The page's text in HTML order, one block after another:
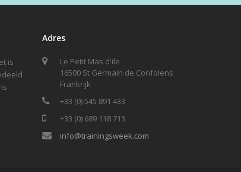
is
Adres
Le Petit Mas d'ile
16500 St Germain de Confolens
Frankrijk
+33 (0) 545 891 433
+33 (0) 689 118 713
info@trainingsweek.com